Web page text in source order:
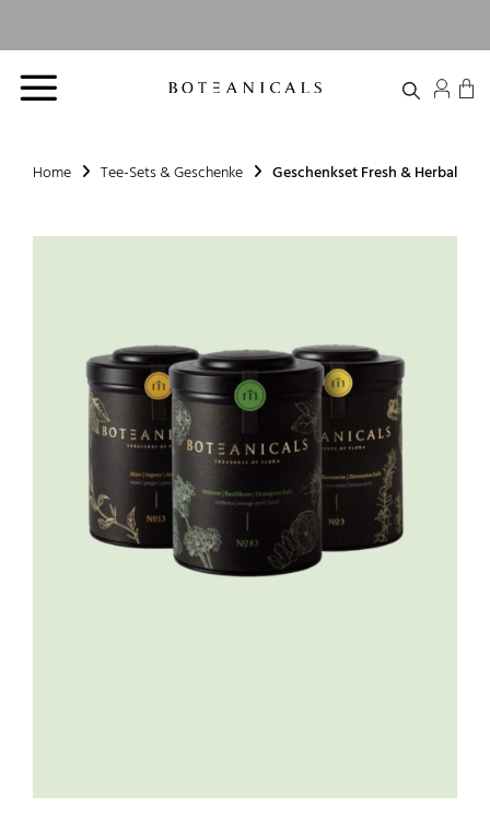
Versandkostenfrei
ab 39 €
2-3
Werktage
Delivery
Option
Home Tee-Sets & Geschenke Geschenkset Fresh & Herbal